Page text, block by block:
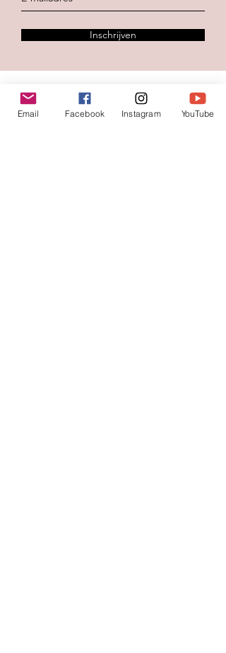
Inschrijven
Contacteer ons
Email Facebook Instagram YouTube